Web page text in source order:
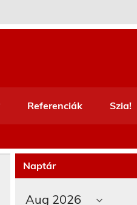
Referenciák Szia!
Naptár